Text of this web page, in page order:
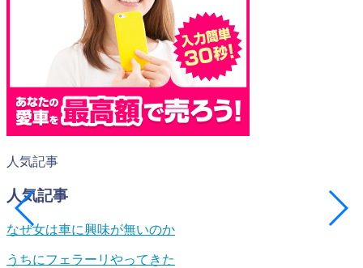
人気記事
人気記事
なぜ女は車に興味が無いのか
うちにフェラーリやってきた